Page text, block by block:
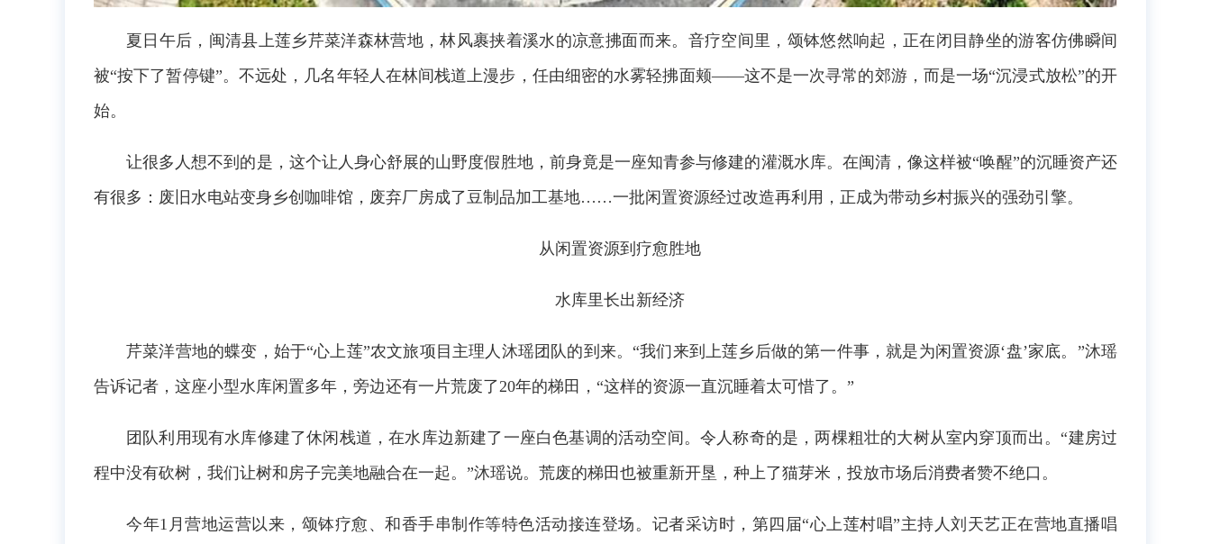
夏日午后，闽清县上莲乡芹菜洋森林营地，林风裹挟着溪水的凉意拂面而来。音疗空间里，颂钵悠然响起，正在闭目静坐的游客仿佛瞬间
被“按下了暂停键”。不远处，几名年轻人在林间栈道上漫步，任由细密的水雾轻拂面颊——这不是一次寻常的郊游，而是一场“沉浸式放松”的开
始。
让很多人想不到的是，这个让人身心舒展的山野度假胜地，前身竟是一座知青参与修建的灌溉水库。在闽清，像这样被“唤醒”的沉睡资产还
有很多：废旧水电站变身乡创咖啡馆，废弃厂房成了豆制品加工基地……一批闲置资源经过改造再利用，正成为带动乡村振兴的强劲引擎。
从闲置资源到疗愈胜地
水库里长出新经济
芹菜洋营地的蝶变，始于“心上莲”农文旅项目主理人沐瑶团队的到来。“我们来到上莲乡后做的第一件事，就是为闲置资源‘盘’家底。”沐瑶
告诉记者，这座小型水库闲置多年，旁边还有一片荒废了20年的梯田，“这样的资源一直沉睡着太可惜了。”
团队利用现有水库修建了休闲栈道，在水库边新建了一座白色基调的活动空间。令人称奇的是，两棵粗壮的大树从室内穿顶而出。“建房过
程中没有砍树，我们让树和房子完美地融合在一起。”沐瑶说。荒废的梯田也被重新开垦，种上了猫芽米，投放市场后消费者赞不绝口。
今年1月营地运营以来，颂钵疗愈、和香手串制作等特色活动接连登场。记者采访时，第四届“心上莲村唱”主持人刘天艺正在营地直播唱